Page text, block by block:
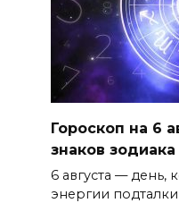
Гороскоп на 6
знаков зодиака
6 августа — день,
энергии